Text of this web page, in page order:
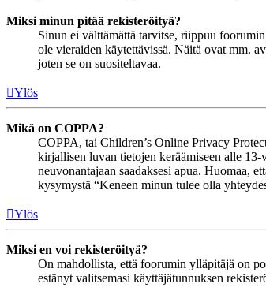
Miksi minun pitää rekisteröityä?
Sinun ei välttämättä tarvitse, riippuu
ole vieraiden käytettävissä. Näitä ovat mm.
joten se on suositeltavaa.
Ylös
Mikä on COPPA?
COPPA, tai Children’s Online Privacy
kirjallisen luvan tietojen keräämiseen alle
neuvonantajaan saadaksesi apua. Huomaa,
kysymystä “Keneen minun tulee olla
Ylös
Miksi en voi rekisteröityä?
On mahdollista, että foorumin ylläpitäjä on
estänyt valitsemasi käyttäjätunnuksen